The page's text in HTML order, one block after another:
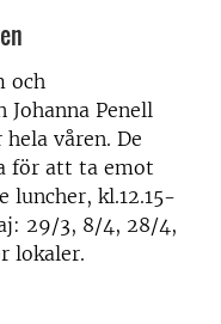
och
Penell
våren. De
för att ta emot
luncher, kl.12.15-
29/3, 8/4, 28/4,
lokaler.